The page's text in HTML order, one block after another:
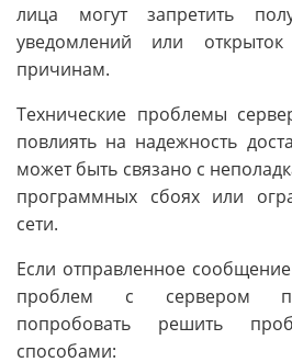
лица могут запретить
уведомлений или
причинам.
Технические проблемы
повлиять на надежность
может быть связано с
программных сбоях или
сети.
Если отправленное
проблем с сервером
попробовать решить
способами: